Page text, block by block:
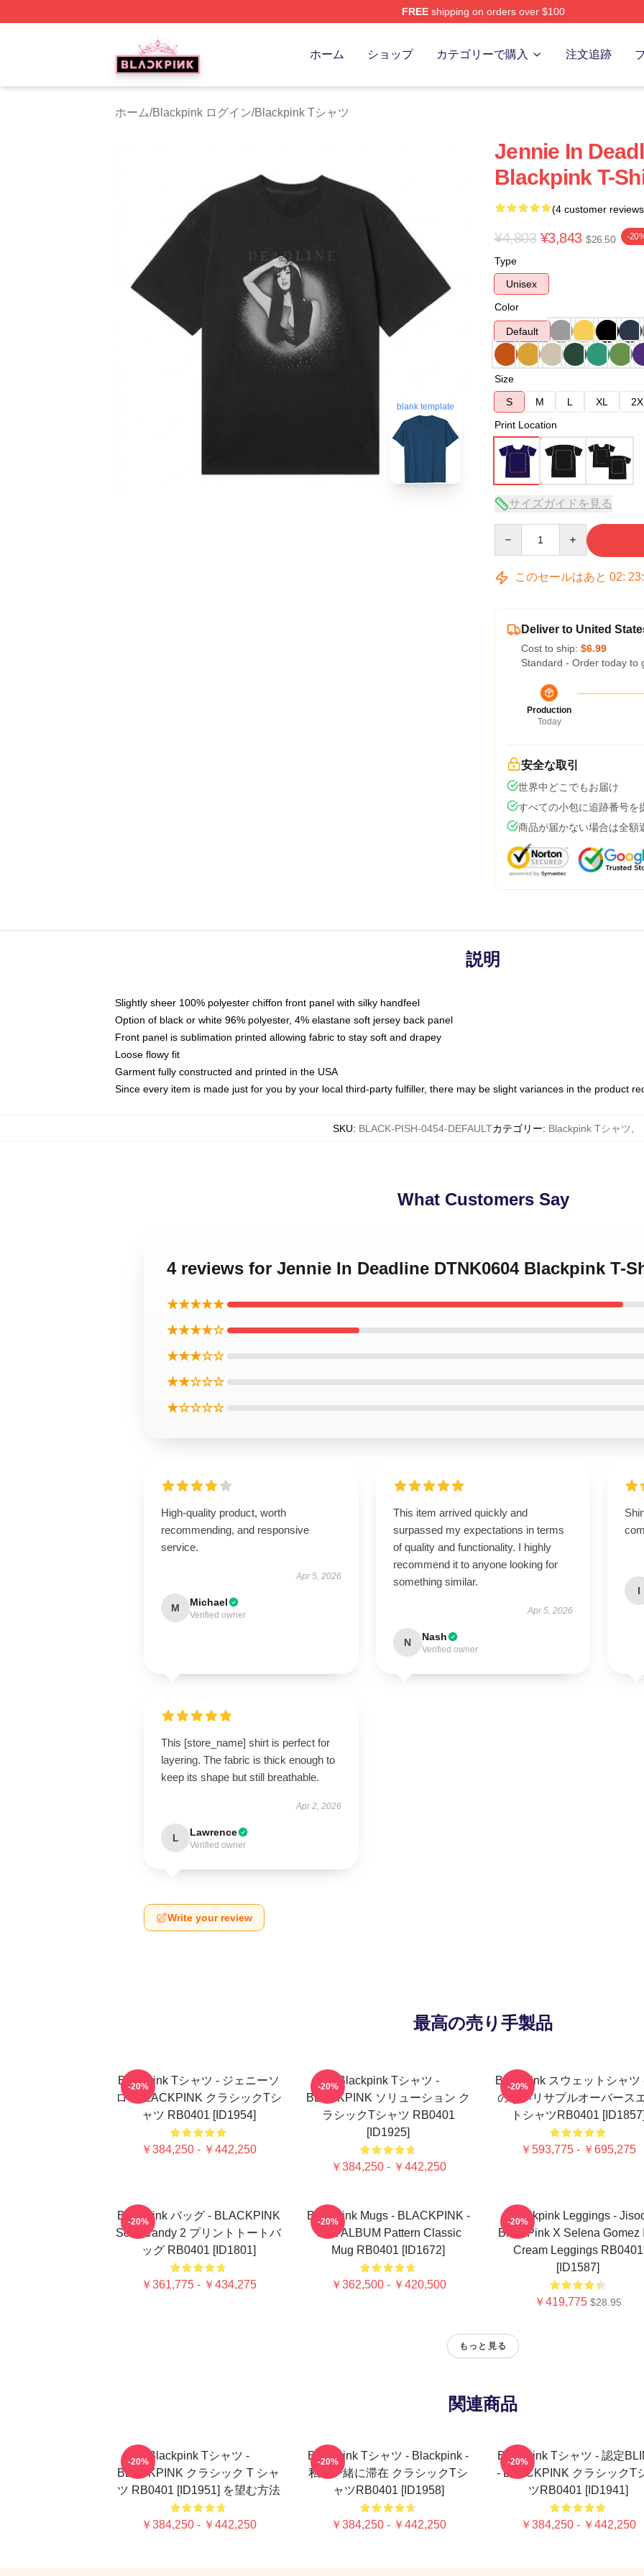
FREEshipping on orders over $100
BLACKPINK Shop - Official BLACKPINK Merchandise Store
ホーム ショップ カテゴリーで購入 注文追跡
ホーム/Blackpink ログイン/Blackpink Tシャツ
blank template
Jennie In
Blackpink T-
(4 customer
¥4,803 ¥3,843 $26.50 -
Type
Unisex
Color
Default
Size
S
M L XL
Print Location
サイズガイドを見る
このセールはあと 02: 23:
Deliver to United
Cost to ship: $6.99
Standard - Order today to
Production
Today
安全な取引
世界中どこでもお届け
すべての小包に追跡番号を
商品が届かない場合は全額
説明
Slightly sheer 100% polyester chiffon front panel with silky handfeel
Option of black or white 96% polyester, 4% elastane soft jersey back panel
Front panel is sublimation printed allowing fabric to stay soft and drapey
Loose flowy fit
Garment fully constructed and printed in the USA
Since every item is made just for you by your local third-party fulfiller, there may be slight variances in the product
SKU: BLACK-PISH-0454-DEFAULTカテゴリー: Blackpink Tシャツ
What Customers Say
4 reviews for Jennie In Deadline DTNK0604 Blackpink T-
★★★★★
★★★★☆
★★★☆☆
★★☆☆☆
★☆☆☆☆
High-quality product, worth
recommending, and responsive
service.
Apr 5, 2026
M Michael
Verified owner
This item arrived quickly and
surpassed my expectations in terms
of quality and functionality. I highly
recommend it to anyone looking for
something similar.
Apr 5, 2026
N Nash
Verified owner
I
This [store_name] shirt is perfect for
layering. The fabric is thick enough to
keep its shape but still breathable.
Apr 2, 2026
L Lawrence
Verified owner
Write your review
最高の売り手製品
Blackpink Tシャツ - ジェニーソ
ロ - BLACKPINK クラシックTシ
ャツ RB0401 [ID1954]
￥384,250 - ￥442,250
-20%
Blackpink Tシャツ -
BLACKPINK ソリューション ク
ラシックTシャツ RB0401
[ID1925]
￥384,250 - ￥442,250
-20%
Blackpink スウェットシャツ
のないリサプルオーバース
トシャツRB0401 [ID1857]
￥593,775 - ￥695,275
-20%
Blackpink バッグ - BLACKPINK
Sour Candy 2 プリントトートバ
ッグ RB0401 [ID1801]
￥361,775 - ￥434,275
-20%
Blackpink Mugs - BLACKPINK -
THE ALBUM Pattern Classic
Mug RB0401 [ID1672]
￥362,500 - ￥420,500
-20%
Blackpink Leggings -
BlackPink X Selena Gomez
Cream Leggings RB0401
[ID1587]
￥419,775 $28.95
-20%
もっと見る
関連商品
Blackpink Tシャツ -
BLACKPINK クラシック T シャ
ツ RB0401 [ID1951] を望む方法
￥384,250 - ￥442,250
-20%
Blackpink Tシャツ - Blackpink -
私と一緒に滞在 クラシックTシ
ャツRB0401 [ID1958]
￥384,250 - ￥442,250
-20%
Blackpink Tシャツ - 認定
- BLACKPINK クラシックT
ツRB0401 [ID1941]
￥384,250 - ￥442,250
-20%